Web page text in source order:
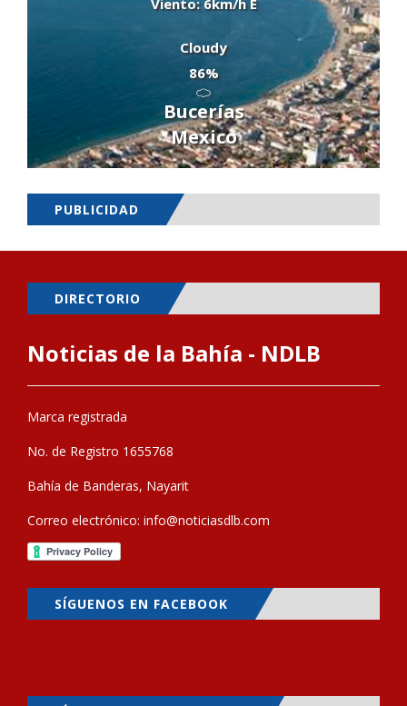
Viento: 6km/h E
Cloudy
86%
Bucerías
Mexico
PUBLICIDAD
DIRECTORIO
Noticias de la Bahía - NDLB
Marca registrada
No. de Registro 1655768
Bahía de Banderas, Nayarit
Correo electrónico: info@noticiasdlb.com
SÍGUENOS EN FACEBOOK